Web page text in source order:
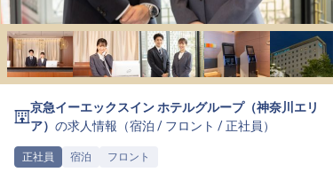
ホテル・宿泊業界情報コラム
無料 転職サポートに申し込む
京急イーエックスイン ホテルグループ（神奈川エリ
ア） の求人情報（宿泊 / フロント /正社員 ）
正社員 宿泊 フロント